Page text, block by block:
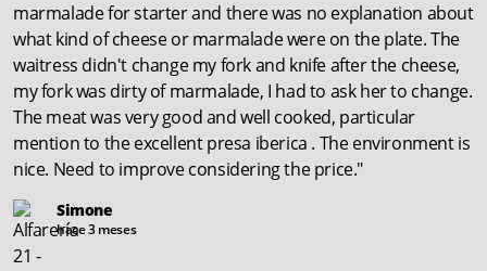
marmalade for starter and there was no explanation about
what kind of cheese or marmalade were on the plate. The
waitress didn't change my fork and knife after the cheese,
my fork was dirty of marmalade, I had to ask her to change.
The meat was very good and well cooked, particular
mention to the excellent presa iberica . The environment is
nice. Need to improve considering the price."
Simone
hace 3 meses